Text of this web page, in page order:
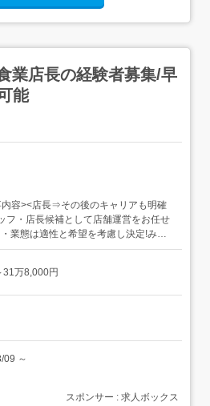
業店長の経験者募集/早
能
内容><店長⇒その後のキャリアも明確
フ・店長候補として店舗運営をお任せ
業態は適性と希望を考慮し決定!みな
は『店舗の運営』。魅力ある素敵な店
ノ・お金の管理2)ホールでの接客3)キ
31万8,000円
09 ～
スポンサー : 求人ボックス